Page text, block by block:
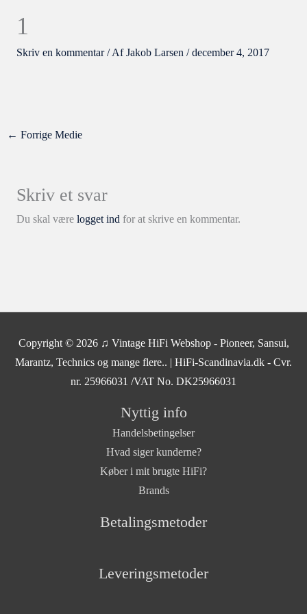
1
Skriv en kommentar / AfJakob Larsen /december 4, 2017
← Forrige Medie
Skriv et svar
Du skal være logget indfor at skrive en kommentar.
Copyright © 2026 ♫ Vintage HiFi Webshop - Pioneer, Sansui,
Marantz, Technics og mange flere.. | HiFi-Scandinavia.dk - Cvr.
nr. 25966031 /VAT No. DK25966031
Nyttig info
Handelsbetingelser
Hvad siger kunderne?
Køber i mit brugte HiFi?
Brands
Betalingsmetoder
Leveringsmetoder